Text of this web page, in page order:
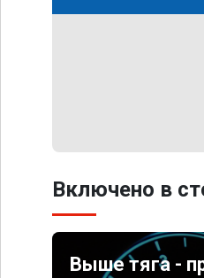
Включено в
Выше тяга -